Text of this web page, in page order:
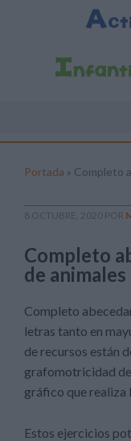
Portada » Completo
8 OCTUBRE, 2020 POR
Completo
de animales
Completo
letras tanto en
de recursos están
grafomotricidad
gráfico que realiza
Estos ejercicios